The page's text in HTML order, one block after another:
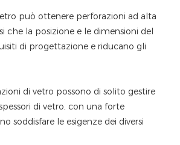
può ottenere perforazioni ad alta
che la posizione e le dimensioni del
di progettazione e riducano gli
di vetro possono di solito gestire
di vetro, con una forte
soddisfare le esigenze dei diversi